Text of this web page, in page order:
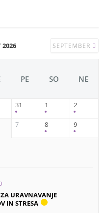
2026 SEPTEMBER
PE SO NE
31 1 2
7 8 9
URAVNAVANJE
IN STRESA